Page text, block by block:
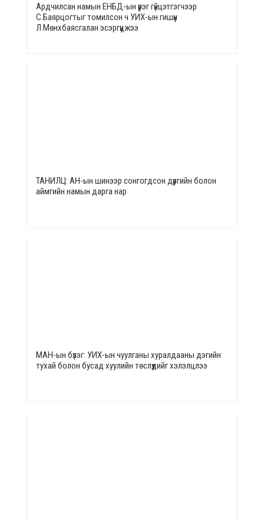
Ардчилсан намын ЕНБД-ын үүрэг гүйцэтгэгчээр
С.Баярцогтыг томилсон ч УИХ-ын гишүүн
Л.Мөнхбаясгалан эсэргүүцжээ
ТАНИЛЦ: АН-ын шинээр сонгогдсон дүүргийн болон
аймгийн намын дарга нар
МАН-ын бүлэг: УИХ-ын чуулганы хуралдааны дэгийн
тухай болон бусад хуулийн төслүүдийг хэлэлцлээ